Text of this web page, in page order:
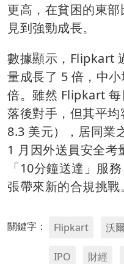
更高，在貧困的東
見到強勁成長。
數據顯示，Flipkart
量成長了 5 倍，中
倍。雖然 Flipkart
落後對手，但其平
8.3 美元），居同業
1 月因外送員安全考
「10分鐘送達」服
張帶來新的合規挑戰。
關鍵字： Flipkart 沃
IPO 財經